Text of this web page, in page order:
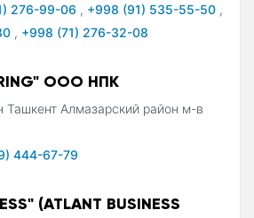
276-99-06 , +998 (91) 535-55-50 ,
, +998 (71) 276-32-08
ООО НПК
Ташкент Алмазарский район м-в
444-67-79
(ATLANT BUSINESS